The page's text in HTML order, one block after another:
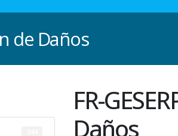
de Daños
FR-
Daños